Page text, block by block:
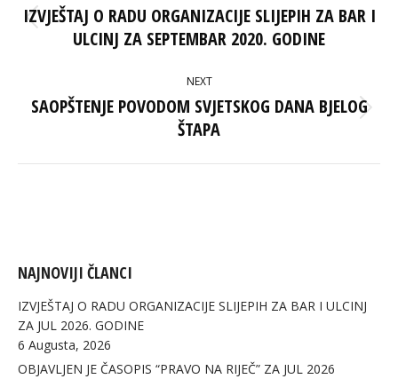
NAVIGATION
Previous
post:
IZVJEŠTAJ O RADU ORGANIZACIJE SLIJEPIH ZA BAR I
ULCINJ ZA SEPTEMBAR 2020. GODINE
NEXT
Next
post:
SAOPŠTENJE POVODOM SVJETSKOG DANA BJELOG
ŠTAPA
NAJNOVIJI ČLANCI
IZVJEŠTAJ O RADU ORGANIZACIJE SLIJEPIH ZA BAR I ULCINJ
ZA JUL 2026. GODINE
6 Augusta, 2026
OBJAVLJEN JE ČASOPIS “PRAVO NA RIJEČ” ZA JUL 2026